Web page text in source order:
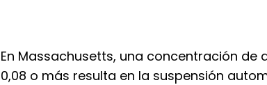
En Massachusetts, una concentración de
0,08 o más resulta en la suspensión